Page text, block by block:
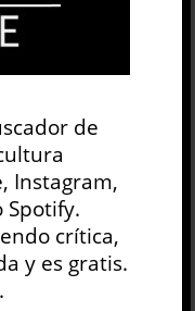
Baeza
/ Martín
la Argentina /
de
Instagram,
Spotify.
crítica,
y es gratis.
.